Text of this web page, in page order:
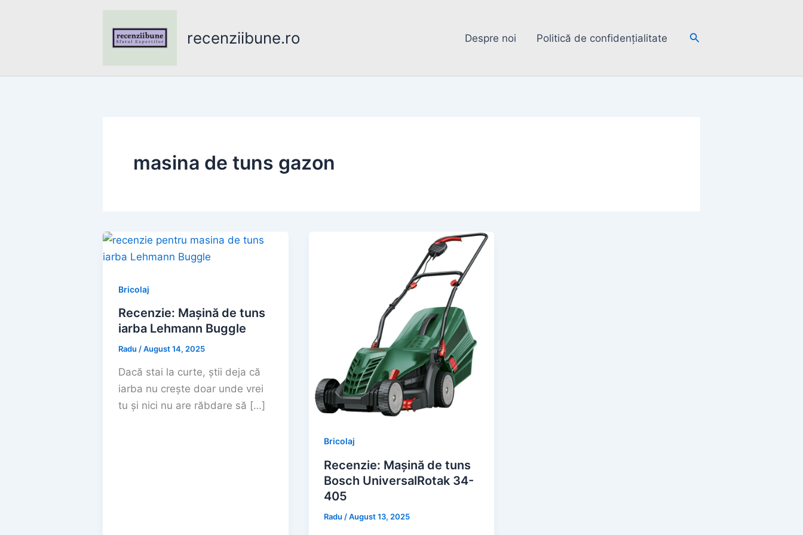
recenziibune.ro Despre noi Politică de confidențialitate Search
masina de tuns gazon
Bricolaj
Recenzie: Mașină de tuns
iarba Lehmann Buggle
Radu /August 14, 2025
Dacă stai la curte, știi deja că
iarba nu crește doar unde vrei
tu și nici nu are răbdare să […]
Bricolaj
Recenzie: Mașină de tuns
Bosch UniversalRotak 34-
405
Radu /August 13, 2025